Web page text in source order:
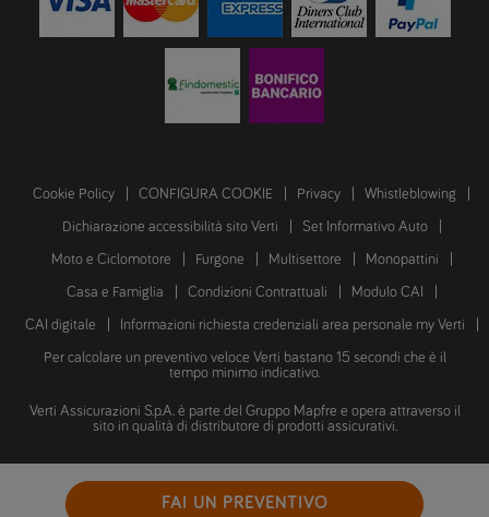
Cookie Policy CONFIGURA COOKIE Privacy Whistleblowing
Dichiarazione accessibilità sito Verti Set Informativo Auto
Moto e Ciclomotore Furgone Multisettore Monopattini
Casa e Famiglia Condizioni Contrattuali Modulo CAI
CAI digitale Informazioni richiesta credenziali area personale my Verti
Per calcolare un preventivo veloce Verti bastano 15 secondi che è il
tempo minimo indicativo.
Verti Assicurazioni S.p.A. è parte del Gruppo Mapfre e opera attraverso il
sito in qualità di distributore di prodotti assicurativi.
Copyright © 2026 Verti Assicurazioni S.p.A.
FAI UN PREVENTIVO